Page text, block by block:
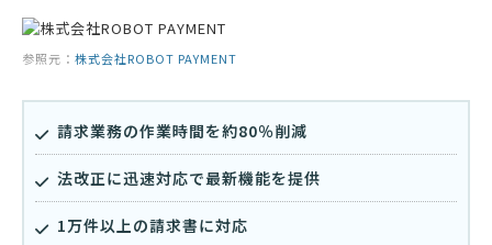
参照元： 株式会社ROBOT PAYMENT
請求業務の作業時間を約80％削減
法改正に迅速対応で最新機能を提供
1万件以上の請求書に対応